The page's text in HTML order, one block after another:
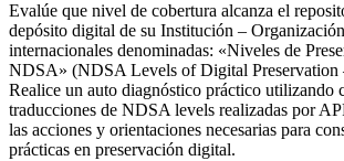
Evalúe que nivel de cobertura alcanza el
depósito digital de su Institución –
internacionales denominadas: «Niveles de
NDSA» (NDSA Levels of Digital Preservation
Realice un auto diagnóstico práctico utilizando
traducciones de NDSA levels realizadas por
las acciones y orientaciones necesarias para
prácticas en preservación digital.